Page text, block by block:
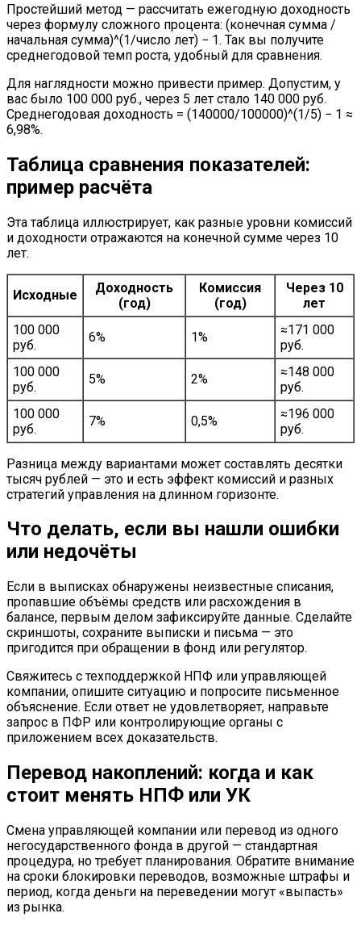
Простейший метод — рассчитать ежегодную доходность
через формулу сложного процента: (конечная сумма /
начальная сумма)^(1/число лет) − 1. Так вы получите
среднегодовой темп роста, удобный для сравнения.
Для наглядности можно привести пример. Допустим, у
вас было 100 000 руб., через 5 лет стало 140 000 руб.
Среднегодовая доходность = (140000/100000)^(1/5) − 1 ≈
6,98%.
Таблица сравнения показателей:
пример расчёта
Эта таблица иллюстрирует, как разные уровни комиссий
и доходности отражаются на конечной сумме через 10
лет.
Исходные
Доходность
(год)
Комиссия
(год)
Через 10
лет
100 000
руб.
6% 1%
≈171 000
руб.
100 000
руб.
5% 2%
≈148 000
руб.
100 000
руб.
7% 0,5%
≈196 000
руб.
Разница между вариантами может составлять десятки
тысяч рублей — это и есть эффект комиссий и разных
стратегий управления на длинном горизонте.
Что делать, если вы нашли ошибки
или недочёты
Если в выписках обнаружены неизвестные списания,
пропавшие объёмы средств или расхождения в
балансе, первым делом зафиксируйте данные. Сделайте
скриншоты, сохраните выписки и письма — это
пригодится при обращении в фонд или регулятор.
Свяжитесь с техподдержкой НПФ или управляющей
компании, опишите ситуацию и попросите письменное
объяснение. Если ответ не удовлетворяет, направьте
запрос в ПФР или контролирующие органы с
приложением всех доказательств.
Перевод накоплений: когда и как
стоит менять НПФ или УК
Смена управляющей компании или перевод из одного
негосударственного фонда в другой — стандартная
процедура, но требует планирования. Обратите внимание
на сроки блокировки переводов, возможные штрафы и
период, когда деньги на переведении могут «выпасть»
из рынка.